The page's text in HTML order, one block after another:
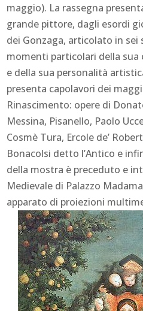
maggio). La rassegna
grande pittore, dagli esordi
dei Gonzaga, articolato in sei
momenti particolari della sua
e della sua personalità
presenta capolavori dei
Rinascimento: opere di
Messina, Pisanello, Paolo
Cosmè Tura, Ercole de’
Bonacolsi detto l’Antico e
della mostra è preceduto e
Medievale di Palazzo
apparato di proiezioni